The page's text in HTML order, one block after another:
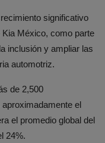
significativo
México, como parte
inclusión y ampliar las
automotriz.
de 2,500
el
el promedio global del
24%.